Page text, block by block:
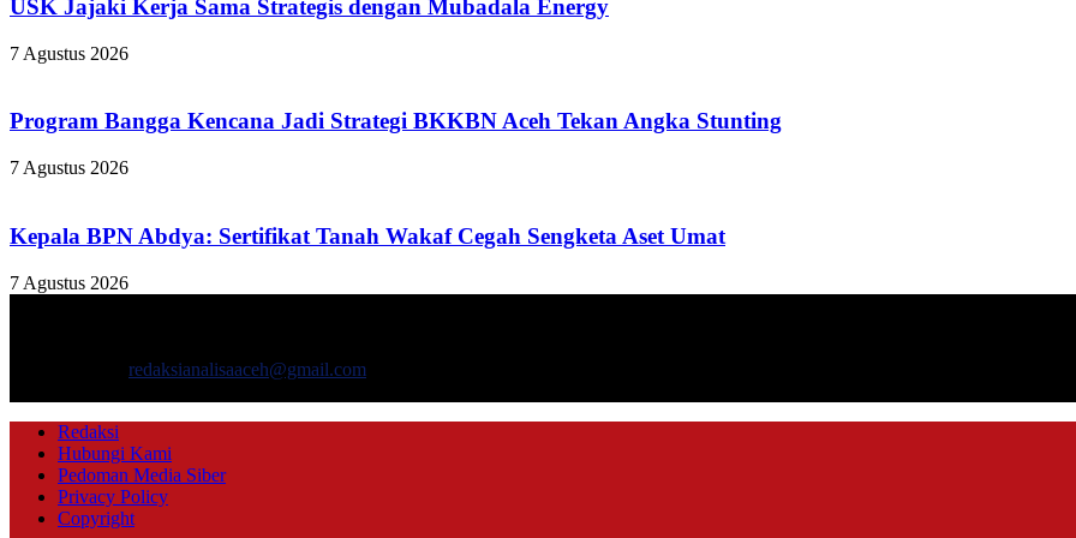
USK Jajaki Kerja Sama Strategis dengan Mubadala Energy
7 Agustus 2026
Program Bangga Kencana Jadi Strategi BKKBN Aceh Tekan Angka Stunting
7 Agustus 2026
Kepala BPN Abdya: Sertifikat Tanah Wakaf Cegah Sengketa Aset Umat
7 Agustus 2026
redaksianalisaaceh@gmail.com
Redaksi
Hubungi Kami
Pedoman Media Siber
Privacy Policy
Copyright